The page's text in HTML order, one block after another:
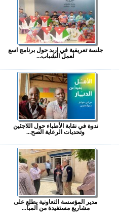
جلسة تعريفية في إربد حول برنامج اسع
لعمل الشباب...
ندوة في نقابة الأطباء حول اللاجئين
وتحديات الرعاية الصح...
مدير المؤسسة التعاونية يطلع على
مشاريع مستفيدة من المبا...